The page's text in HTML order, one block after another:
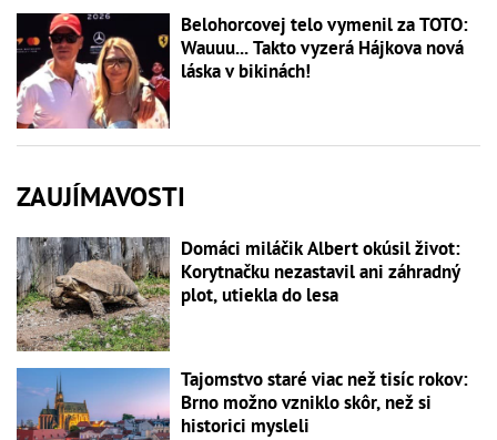
Belohorcovej telo vymenil za TOTO:
Wauuu... Takto vyzerá Hájkova nová
láska v bikinách!
ZAUJÍMAVOSTI
Domáci miláčik Albert okúsil život:
Korytnačku nezastavil ani záhradný
plot, utiekla do lesa
Tajomstvo staré viac než tisíc rokov:
Brno možno vzniklo skôr, než si
historici mysleli